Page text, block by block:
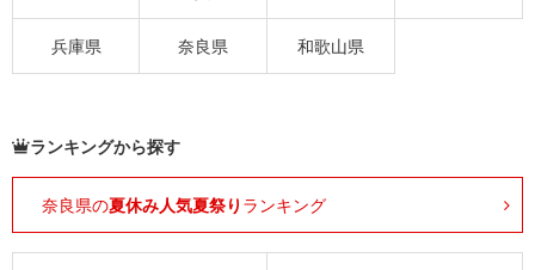
兵庫県 奈良県 和歌山県
ランキングから探す
奈良県の夏休み人気夏祭り ランキング